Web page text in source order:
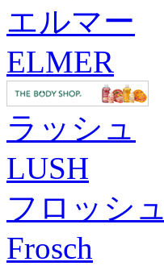
エルマー
ELMER
ラッシュ
LUSH
フロッシュ
Frosch